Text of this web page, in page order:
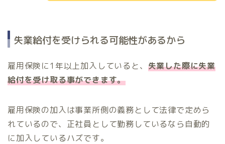
失業給付を受けられる可能性があるから
雇用保険に1年以上加入していると、 失業した際に失業
給付を受け取る事ができます。
雇用保険の加入は事業所側の義務として法律で定めら
れているので、正社員として勤務しているなら自動的
に加入しているハズです。